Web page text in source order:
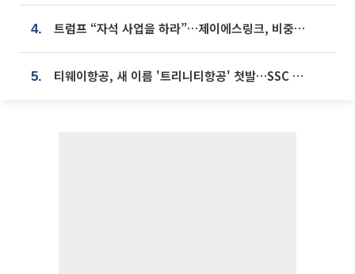
4. 트럼프 “자석 사업을 하라”…제이에스링크, 비중국 영구자석 공급망 구축 속도
5. 티웨이항공, 새 이름 '트리니티항공' 첫발…SSC 전략 본격화